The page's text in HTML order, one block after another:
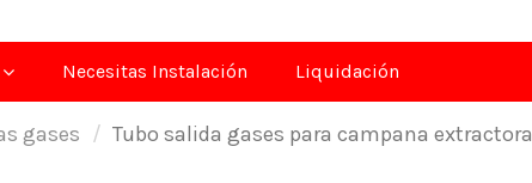
Necesitas Instalación Liquidación
gases Tubo salida gases para campana extractora